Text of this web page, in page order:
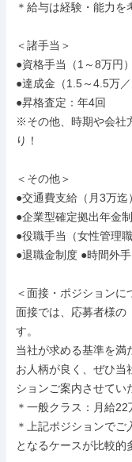
＊給与は経験・能力を
＜諸手当＞
●資格手当（1～8万円
●達成金（1.5～4.5万
●昇格査定：年4回
※その他、時期や会社
り！
＜その他＞
●交通費支給（月3万
●企業型確定拠出年⾦
●役職⼿当（⼥性管理
●退職金制度 ●時間外手
＜面接・ポジションに
面接では、応募者様の
す。
当社が求める基準を満
お人柄が良く、ぜひ当
ションご案内させてい
＊一般クラス：月給22
＊上記ポジションで
となるケースが比較的